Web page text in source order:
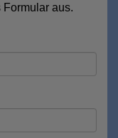
aus.